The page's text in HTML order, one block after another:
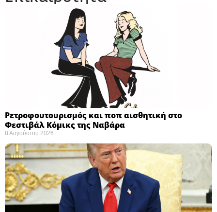
Ρετροφουτουρισμός και ποπ αισθητική στο
Φεστιβάλ Κόμικς της Ναβάρα ​
8 Αυγούστου 2026